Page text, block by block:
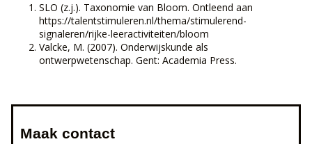
SLO (z.j.). Taxonomie van Bloom. Ontleend aan
https://talentstimuleren.nl/thema/stimulerend-
signaleren/rijke-leeractiviteiten/bloom
Valcke, M. (2007). Onderwijskunde als
ontwerpwetenschap. Gent: Academia Press.
Maak contact